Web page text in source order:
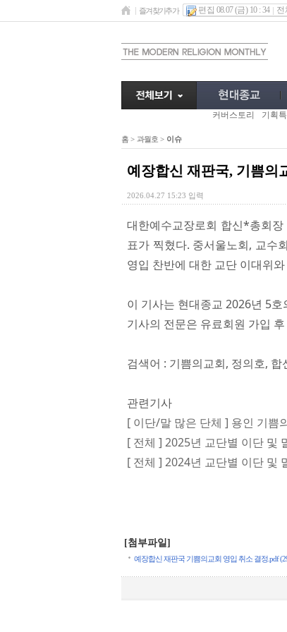
즐겨찾기추가 편집 08.07 (금) 10 : 34 전
커버스토리 기획
홈 > 과월호 > 이슈
예장합신 재판국, 기쁨의
2026.04.27 15:23 입력
대한예수교장로회 합신*총회
표가 찍혔다. 중서울노회, 교수
영입 찬반에 대한 교단 이대위
이 기사는 현대종교 2026년 5호
기사의 전문은 유료회원 가입
검색어 : 기쁨의교회, 정의호, 합
관련기사
[ 이단/말 많은 단체 ] 용인 기쁨
[ 전체 ] 2025년 교단별 이단 및
[ 전체 ] 2024년 교단별 이단 및
[첨부파일]
예장합신 재판국 기쁨의교회 영입 취소 결정.pdf